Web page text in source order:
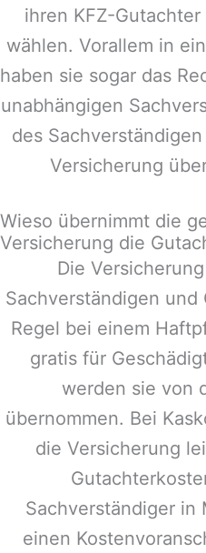
ihren KFZ-Gutachter
wählen. Vorallem in
haben sie sogar das
unabhängigen
des
Versicherung
Wieso übernimmt die
Versicherung die
Die
Sachverständigen
Regel bei einem
gratis für
werden sie von
übernommen. Bei
die Versicherung
Sachverständiger in
einen